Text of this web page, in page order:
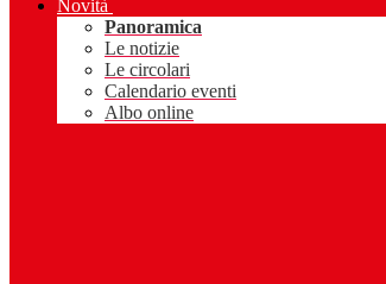
Novità
Panoramica
Le notizie
Le circolari
Calendario eventi
Albo online